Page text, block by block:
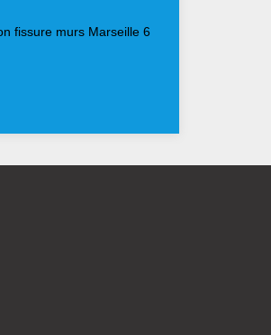
fissure murs Marseille 6